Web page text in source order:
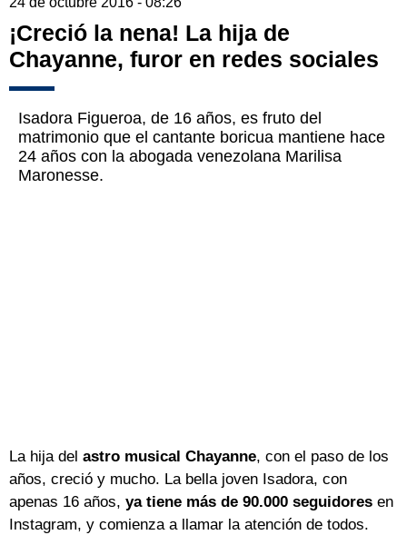
¡Creció la nena! La hija de
Chayanne, furor en redes sociales
Isadora Figueroa, de 16 años, es fruto del
matrimonio que el cantante boricua mantiene hace
24 años con la abogada venezolana Marilisa
Maronesse.
La hija del astro musical Chayanne, con el paso de los
años, creció y mucho. La bella joven Isadora, con
apenas 16 años, ya tiene más de 90.000 seguidores en
Instagram, y comienza a llamar la atención de todos.